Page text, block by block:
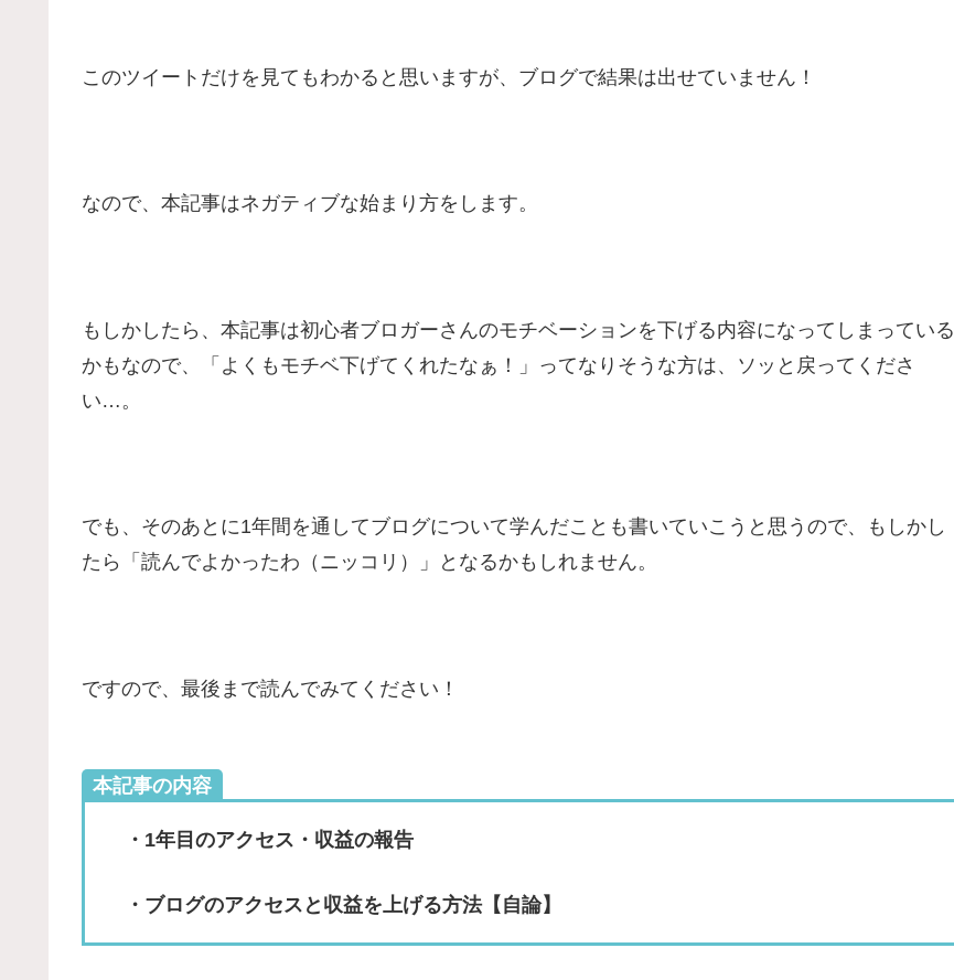
このツイートだけを見てもわかると思いますが、ブログで結果は出せていません！
なので、本記事はネガティブな始まり方をします。
もしかしたら、本記事は初心者ブロガーさんのモチベーションを下げる内容になってしまっている
かもなので、「よくもモチベ下げてくれたなぁ！」ってなりそうな方は、ソッと戻ってくださ
い…。
でも、そのあとに1年間を通してブログについて学んだことも書いていこうと思うので、もしかし
たら「読んでよかったわ（ニッコリ）」となるかもしれません。
ですので、最後まで読んでみてください！
本記事の内容
・1年目のアクセス・収益の報告
・ブログのアクセスと収益を上げる方法【自論】